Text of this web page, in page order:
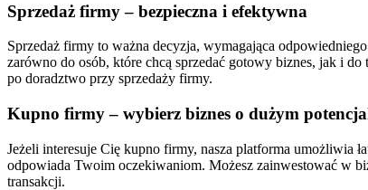
Sprzedaż firmy – bezpieczna i efektywna
Sprzedaż firmy to ważna decyzja, wymagająca
zarówno do osób, które chcą sprzedać gotowy biznes, jak i
po doradztwo przy sprzedaży firmy.
Kupno firmy – wybierz biznes o dużym
Jeżeli interesuje Cię kupno firmy, nasza platforma umożliwia
odpowiada Twoim oczekiwaniom. Możesz zainwestować w
transakcji.